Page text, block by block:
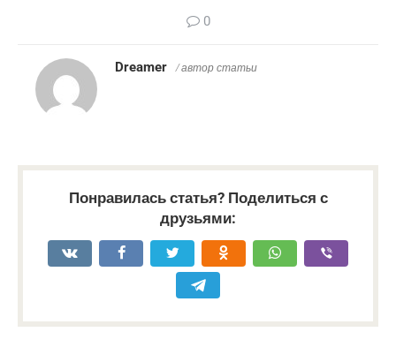
0
Dreamer / автор статьи
Понравилась статья? Поделиться с
друзьями: